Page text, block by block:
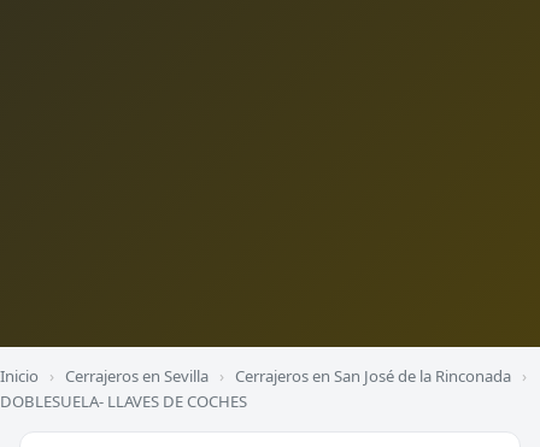
Inicio › Cerrajeros en Sevilla › Cerrajeros en San José de la Rinconada ›
DOBLESUELA- LLAVES DE COCHES